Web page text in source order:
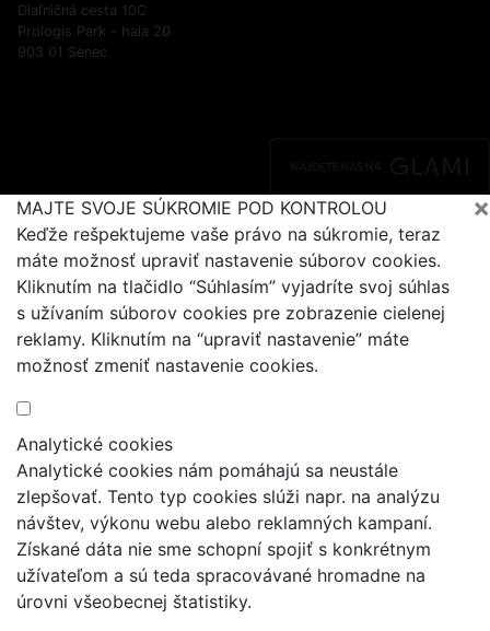
Diaľničná cesta 10C
Prologis Park - hala 20
903 01 Senec
×
MAJTE SVOJE SÚKROMIE POD KONTROLOU
Keďže rešpektujeme vaše právo na súkromie, teraz
máte možnosť upraviť nastavenie súborov cookies.
Kliknutím na tlačidlo “Súhlasím” vyjadríte svoj súhlas
s užívaním súborov cookies pre zobrazenie cielenej
reklamy. Kliknutím na “upraviť nastavenie” máte
možnosť zmeniť nastavenie cookies.
Analytické cookies
Analytické cookies nám pomáhajú sa neustále
zlepšovať. Tento typ cookies slúži napr. na analýzu
návštev, výkonu webu alebo reklamných kampaní.
Získané dáta nie sme schopní spojiť s konkrétnym
užívateľom a sú teda spracovávané hromadne na
úrovni všeobecnej štatistiky.